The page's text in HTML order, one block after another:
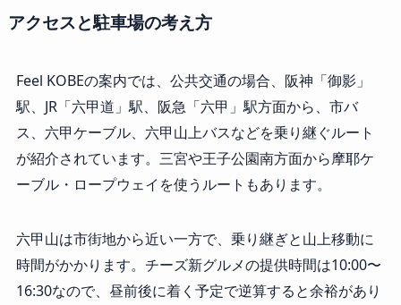
アクセスと駐車場の考え方
Feel KOBEの案内では、公共交通の場合、阪神「御影」
駅、JR「六甲道」駅、阪急「六甲」駅方面から、市バ
ス、六甲ケーブル、六甲山上バスなどを乗り継ぐルート
が紹介されています。三宮や王子公園南方面から摩耶ケ
ーブル・ロープウェイを使うルートもあります。
六甲山は市街地から近い一方で、乗り継ぎと山上移動に
時間がかかります。チーズ新グルメの提供時間は10:00〜
16:30なので、昼前後に着く予定で逆算すると余裕があり